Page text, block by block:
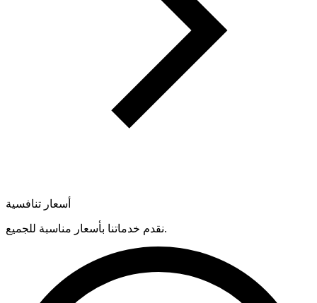
أسعار تنافسية
نقدم خدماتنا بأسعار مناسبة للجميع.